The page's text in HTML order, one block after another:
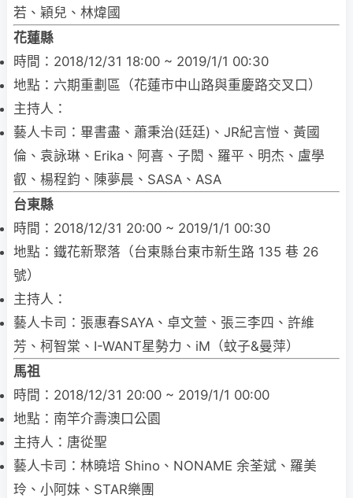
若、穎兒、林煒國
花蓮縣
時間：2018/12/31 18:00 ~ 2019/1/1 00:30
地點：六期重劃區（花蓮市中山路與重慶路交叉口）
主持人：
藝人卡司：畢書盡、蕭秉治(廷廷)、JR紀言愷、黃國
倫、袁詠琳、Erika、阿喜、子閎、羅平、明杰、盧學
叡、楊程鈞、陳夢晨、SASA、ASA
台東縣
時間：2018/12/31 20:00 ~ 2019/1/1 00:30
地點：鐵花新聚落（台東縣台東市新生路 135 巷 26
號）
主持人：
藝人卡司：張惠春SAYA、卓文萱、張三李四、許維
芳、柯智棠、I-WANT星勢力、iM（蚊子&曼萍）
馬祖
時間：2018/12/31 20:00 ~ 2019/1/1 00:00
地點：南竿介壽澳口公園
主持人：唐從聖
藝人卡司：林曉培 Shino、NONAME 余荃斌、羅美
玲、小阿妹、STAR樂團